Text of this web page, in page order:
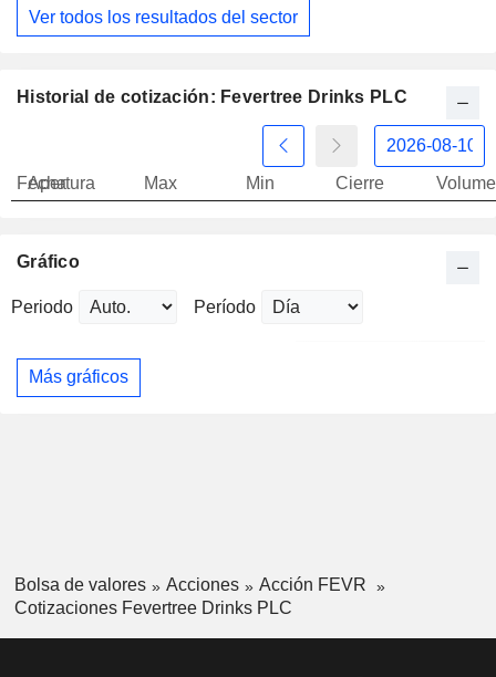
Ver todos los resultados del sector
Historial de cotización: Fevertree Drinks PLC
Fecha
Apertura Max Min Cierre
Gráfico
Periodo Período
Más gráficos
Bolsa de valores Acciones
Acción FEVR
Cotizaciones Fevertree Drinks PLC